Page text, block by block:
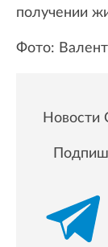
получении
Фото:
Новости